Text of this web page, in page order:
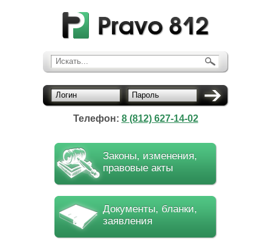
Искать...
Логин Пароль
Телефон: 8 (812) 627-14-02
Законы, изменения,
правовые акты
Документы, бланки,
заявления